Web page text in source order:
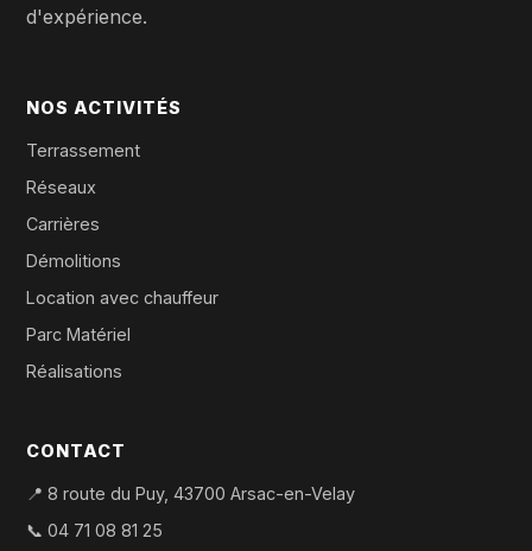
d'expérience.
NOS ACTIVITÉS
Terrassement
Réseaux
Carrières
Démolitions
Location avec chauffeur
Parc Matériel
Réalisations
CONTACT
📍 8 route du Puy, 43700 Arsac-en-Velay
📞 04 71 08 81 25